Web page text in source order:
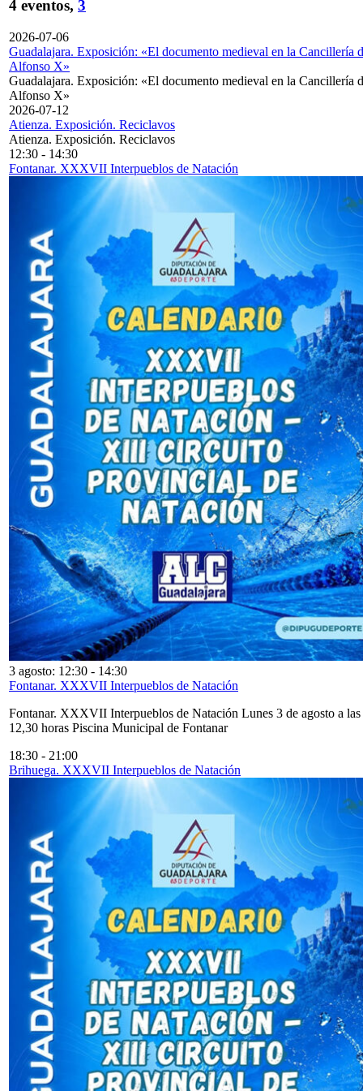
4 eventos, 3
2026-07-06
Guadalajara. Exposición: «El documento medieval en la Cancillería
Alfonso X»
Guadalajara. Exposición: «El documento medieval en la Cancillería
Alfonso X»
2026-07-12
Atienza. Exposición. Reciclavos
Atienza. Exposición. Reciclavos
12:30 - 14:30
Fontanar. XXXVII Interpueblos de Natación
3 agosto: 12:30 - 14:30
Fontanar. XXXVII Interpueblos de Natación
Fontanar. XXXVII Interpueblos de Natación Lunes 3 de agosto a las
12,30 horas Piscina Municipal de Fontanar
18:30 - 21:00
Brihuega. XXXVII Interpueblos de Natación